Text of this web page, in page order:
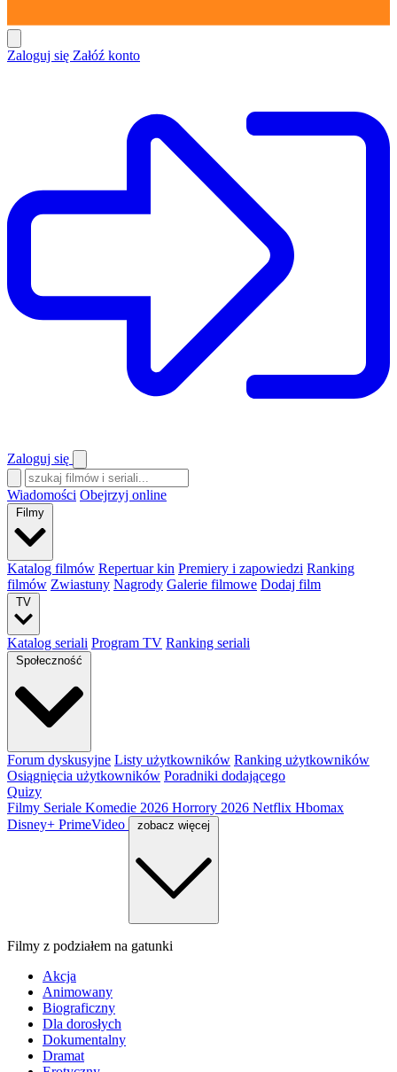
Zaloguj się Załóź konto
Zaloguj się
Wiadomości Obejrzyj online
Filmy
Katalog filmów Repertuar kin Premiery i zapowiedzi Ranking
filmów Zwiastuny Nagrody Galerie filmowe Dodaj film
TV
Katalog seriali Program TV Ranking seriali
Społeczność
Forum dyskusyjne Listy użytkowników Ranking użytkowników
Osiągnięcia użytkowników Poradniki dodającego
Quizy
Filmy Seriale Komedie 2026 Horrory 2026 Netflix Hbomax
Disney+ PrimeVideo zobacz więcej
Filmy z podziałem na gatunki
Akcja
Animowany
Biograficzny
Dla dorosłych
Dokumentalny
Dramat